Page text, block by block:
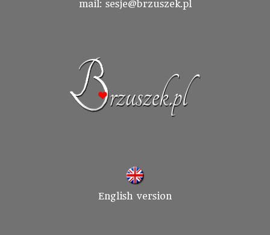
mail: sesje@brzuszek.pl
English version